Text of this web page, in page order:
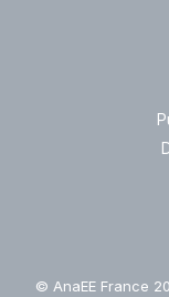
© AnaEE France